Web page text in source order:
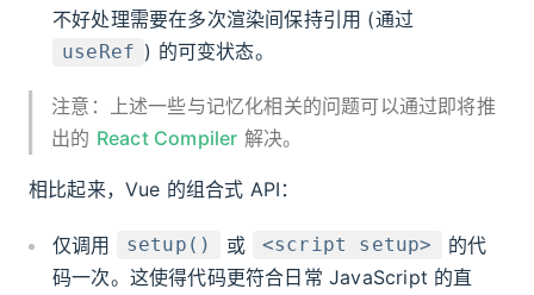
不好处理需要在多次渲染间保持引用 (通过
useRef ) 的可变状态。
注意：上述一些与记忆化相关的问题可以通过即将推
出的 React Compiler 解决。
相比起来，Vue 的组合式 API：
仅调用 setup() 或 <script setup>
的代
码一次。这使得代码更符合日常 JavaScript 的直